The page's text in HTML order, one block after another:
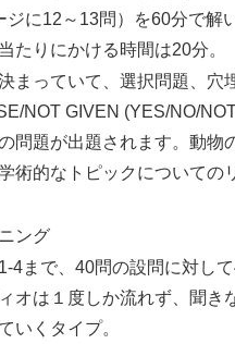
ジに12～13問）を60分で解
たりにかける時間は20分。
まっていて、選択問題、穴
NOT GIVEN (YES/NO/
問題が出題されます。動物
術的なトピックについての
ング
4まで、40問の設問に対し
オは１度しか流れず、聞き
いくタイプ。